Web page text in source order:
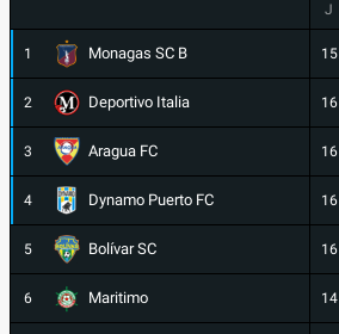
J
1 Monagas SC B 15
2 Deportivo Italia 16
3 Aragua FC 16
4 Dynamo Puerto FC 16
5 Bolívar SC 16
6 Maritimo 14